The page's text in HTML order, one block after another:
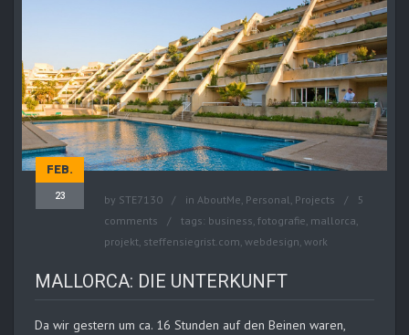
FEB.
23 by STE7130 in AboutMe, Personal, Projects
5
comments
tags: business, fotografie, mallorca,
projekt, steffensiegrist.com, webdesign, work
MALLORCA: DIE UNTERKUNFT
Da wir gestern um ca. 16 Stunden auf den Beinen waren,